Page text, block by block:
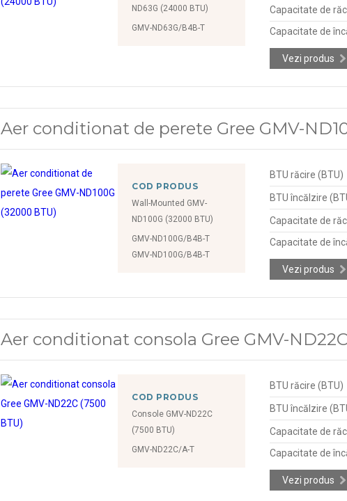
ND63G (24000 BTU)
GMV-ND63G/B4B-T
Capacitate de
Capacitate de
Vezi produs
Aer conditionat de perete Gree GMV-
COD PRODUS
Wall-Mounted GMV-
ND100G (32000 BTU)
GMV-ND100G/B4B-T
GMV-ND100G/B4B-T
BTU răcire (BTU)
BTU încălzire
Capacitate de
Capacitate de
Vezi produs
Aer conditionat consola Gree GMV-
COD PRODUS
Console GMV-ND22C
(7500 BTU)
GMV-ND22C/A-T
BTU răcire (BTU)
BTU încălzire
Capacitate de
Capacitate de
Vezi produs